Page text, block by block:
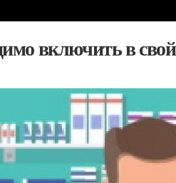
включить в